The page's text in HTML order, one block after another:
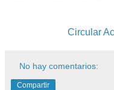
Circular
No hay comentarios:
Compartir